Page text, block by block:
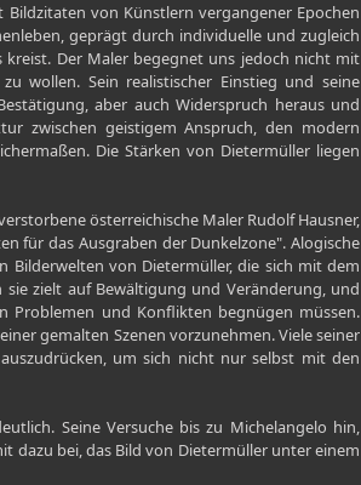
von Künstlern vergangener Epochen
geprägt durch individuelle und zugleich
kreist. Der Maler begegnet uns jedoch nicht mit
wollen. Sein realistischer Einstieg und seine
aber auch Widerspruch heraus und
zwischen geistigem Anspruch, den modern
Die Stärken von Dietermüller liegen
österreichische Maler Rudolf Hausner,
für das Ausgraben der Dunkelzone". Alogische
Bilderwelten von Dietermüller, die sich mit dem
zielt auf Bewältigung und Veränderung, und
Problemen und Konflikten begnügen müssen.
gemalten Szenen vorzunehmen. Viele seiner
um sich nicht nur selbst mit den
Seine Versuche bis zu Michelangelo hin,
dazu bei, das Bild von Dietermüller unter einem